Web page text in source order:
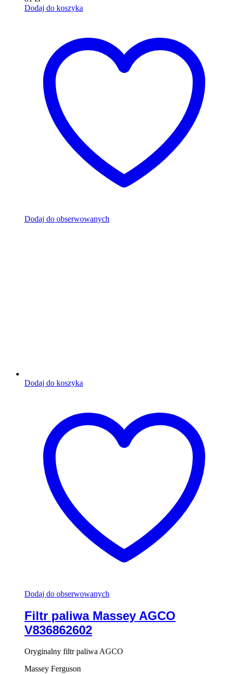
Dodaj do koszyka
Dodaj do obserwowanych
Dodaj do koszyka
Dodaj do obserwowanych
Filtr paliwa Massey AGCO
V836862602
Oryginalny filtr paliwa AGCO
Massey Ferguson